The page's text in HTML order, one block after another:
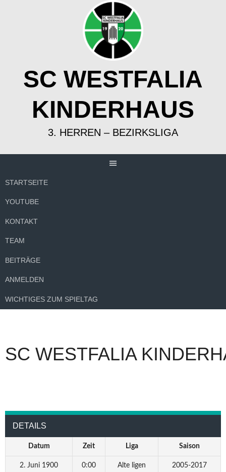
SC WESTFALIA
KINDERHAUS
3. HERREN – BEZIRKSLIGA
STARTSEITE
YOUTUBE
KONTAKT
TEAM
BEITRÄGE
ANMELDEN
WICHTIGES ZUM SPIELTAG
SC WESTFALIA
DETAILS
Datum Zeit Liga Saison
2. Juni 1900 0:00 Alte ligen 2005-2017